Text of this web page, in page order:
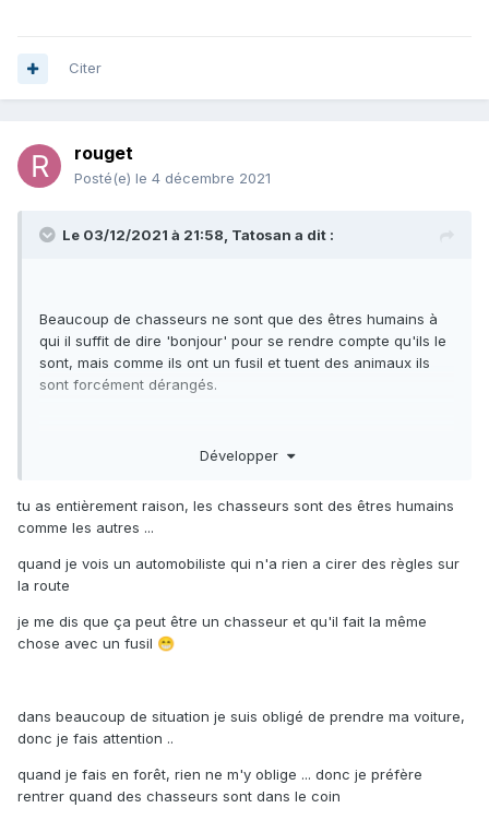
Citer
rouget
Posté(e) le 4 décembre 2021
Le 03/12/2021 à 21:58, Tatosan a dit :
Beaucoup de chasseurs ne sont que des êtres humains à
qui il suffit de dire 'bonjour' pour se rendre compte qu'ils le
sont, mais comme ils ont un fusil et tuent des animaux ils
sont forcément dérangés.
Développer
tu as entièrement raison, les chasseurs sont des êtres humains
comme les autres ...
quand je vois un automobiliste qui n'a rien a cirer des règles sur
la route
je me dis que ça peut être un chasseur et qu'il fait la même
chose avec un fusil 😁
dans beaucoup de situation je suis obligé de prendre ma voiture,
donc je fais attention ..
quand je fais en forêt, rien ne m'y oblige ... donc je préfère
rentrer quand des chasseurs sont dans le coin